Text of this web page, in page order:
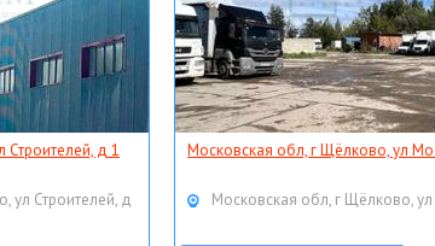
Строителей, д 1
ул Строителей, д
Московская обл, г Щёлково, ул
Московская обл, г Щёлково,